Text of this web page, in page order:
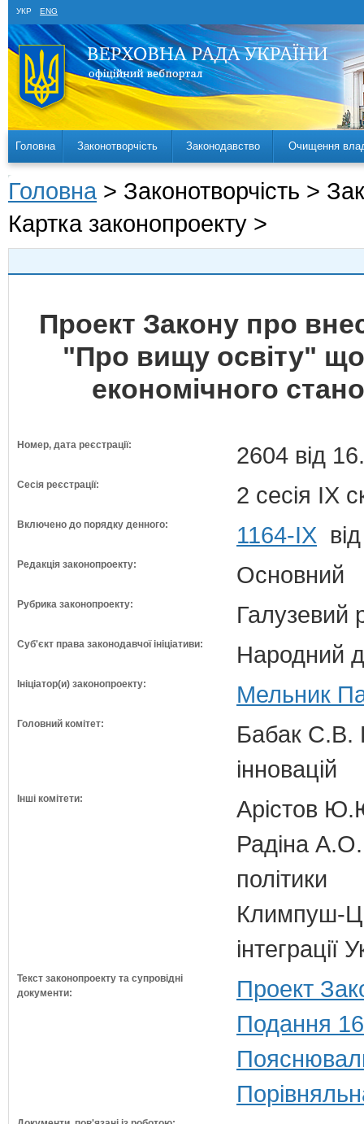
УКР ENG
Головна Законотворчість Законодавство Очищення
Головна > Законотворчість >
Картка законопроекту >
Проект Закону про
"Про вищу освіту"
економічного
Номер, дата реєстрації: 2604 від
Сесія реєстрації: 2 сесія IX
Включено до порядку денного: 1164-ІХ
Редакція законопроекту: Основний
Рубрика законопроекту: Галузевий
Суб'єкт права законодавчої ініціативи: Народний
Ініціатор(и) законопроекту: Мельник
Головний комітет:
Бабак С.В.
інновацій
Інші комітети:
Арістов
Радіна А.О.
політики
Климпуш-
Текст законопроекту та супровідні
документи:
Проект
Подання